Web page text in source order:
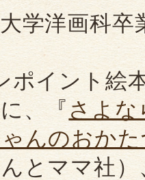
学洋画科
ポイント絵
、『 さよ
んのおか
とママ社